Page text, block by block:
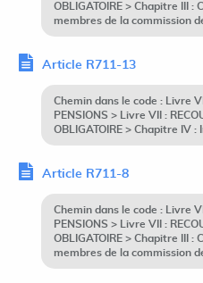
OBLIGATOIRE > Chapitre III
membres de la commission
Article R711-13
Chemin dans le code : Livre
PENSIONS > Livre VII :
OBLIGATOIRE > Chapitre IV
Article R711-8
Chemin dans le code : Livre
PENSIONS > Livre VII :
OBLIGATOIRE > Chapitre III
membres de la commission